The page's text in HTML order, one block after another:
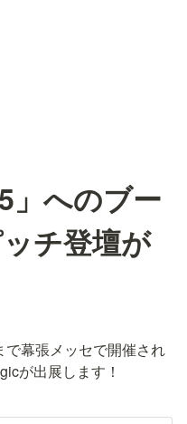
」へのブー
チ登壇が
幕張メッセで開催され
が出展します！